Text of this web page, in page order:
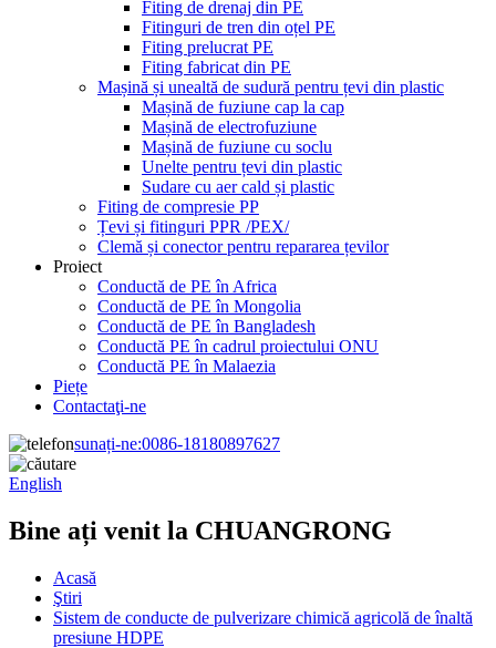
Fiting de drenaj din PE
Fitinguri de tren din oțel PE
Fiting prelucrat PE
Fiting fabricat din PE
Mașină și unealtă de sudură pentru țevi din plastic
Mașină de fuziune cap la cap
Mașină de electrofuziune
Mașină de fuziune cu soclu
Unelte pentru țevi din plastic
Sudare cu aer cald și plastic
Fiting de compresie PP
Țevi și fitinguri PPR /PEX/
Clemă și conector pentru repararea țevilor
Proiect
Conductă de PE în Africa
Conductă de PE în Mongolia
Conductă de PE în Bangladesh
Conductă PE în cadrul proiectului ONU
Conductă PE în Malaezia
Piețe
Contactaţi-ne
sunați-ne:0086-18180897627
English
Bine ați venit la CHUANGRONG
Acasă
Ştiri
Sistem de conducte de pulverizare chimică agricolă de înaltă
presiune HDPE